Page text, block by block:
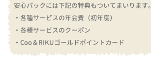
安心パックには下記の特典もついてまいります。
・各種サービスの年会費（初年度）
・各種サービスのクーポン
・Coo＆RIKUゴールドポイントカード